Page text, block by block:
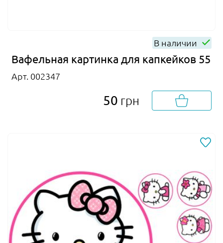
В наличии
Вафельная картинка для капкейков 55
Арт. 002347
50 грн